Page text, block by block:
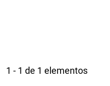
1 - 1 de 1 elementos